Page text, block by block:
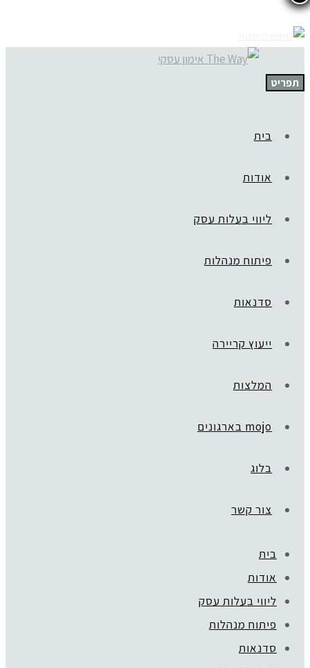
תפריט
בית
אודות
ליווי בעלות עסק
פיתוח מנהלות
סדנאות
ייעוץ קריירה
המלצות
mojo בארגונים
בלוג
צור קשר
בית
אודות
ליווי בעלות עסק
פיתוח מנהלות
סדנאות